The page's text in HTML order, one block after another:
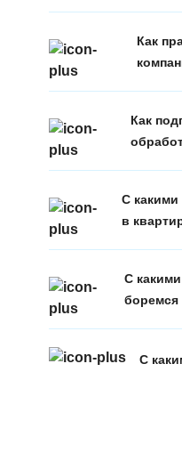
Как
Как
С
в
С
боремся
С